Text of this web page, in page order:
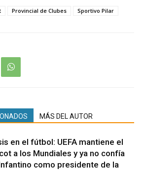
Provincial de Clubes Sportivo Pilar
MÁS DEL AUTOR
en el fútbol: UEFA mantiene el
a los Mundiales y ya no confía
como presidente de la